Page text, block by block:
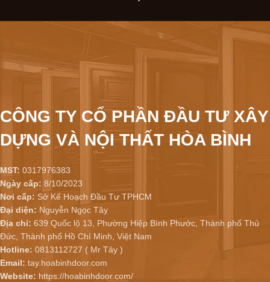
CÔNG TY CỔ PHẦN ĐẦU TƯ XÂY
DỰNG VÀ NỘI THẤT HÒA BÌNH
MST: 0317976383
Ngày cấp: 8/10/2023
Nơi cấp: Sở Kế Hoạch Đầu Tư TPHCM
Đại diện: Nguyễn Ngọc Tây
Địa chỉ: 639 Quốc lộ 13, Phường Hiệp Bình Phước, Thành phố Thủ
Đức, Thành phố Hồ Chí Minh, Việt Nam
Hotline: 0813112727 ( Mr Tây )
Email: tay.hoabinhdoor.com
Website: https://hoabinhdoor.com/